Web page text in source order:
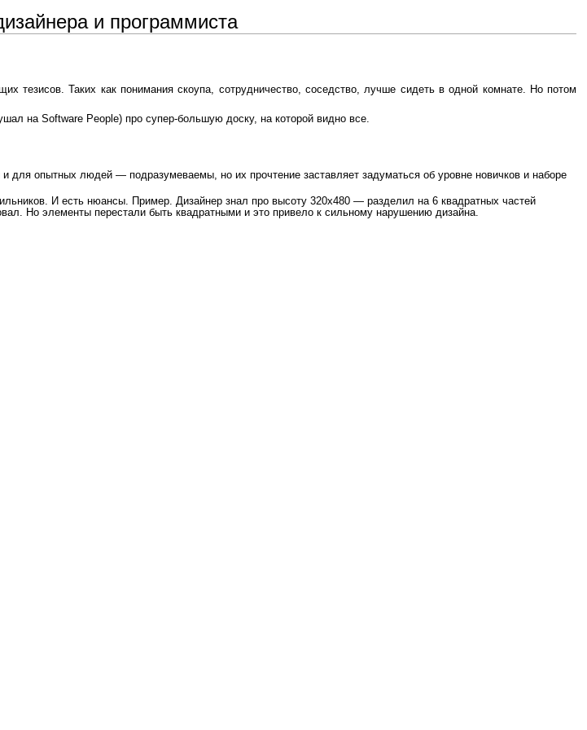
и программиста
тезисов. Таких как понимания скоупа, сотрудничество, соседство, лучше сидеть в одной комнате. Но потом
на Software People) про супер-большую доску, на которой видно все.
опытных людей — подразумеваемы, но их прочтение заставляет задуматься об уровне новичков и наборе
И есть нюансы. Пример. Дизайнер знал про высоту 320x480 — разделил на 6 квадратных частей
Но элементы перестали быть квадратными и это привело к сильному нарушению дизайна.